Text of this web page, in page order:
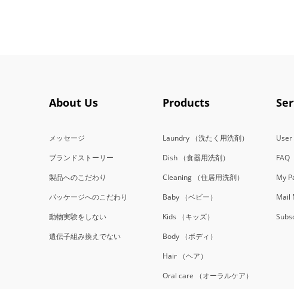
About Us
メッセージ
ブランドストーリー
製品へのこだわり
パッケージへのこだわり
動物実験をしない
遺伝子組み換えでない
Products
Laundry （洗たく用洗剤）
Dish （食器用洗剤）
Cleaning （住居用洗剤）
Baby （ベビー）
Kids
（キッズ）
Body （ボディ）
Hair （ヘア）
Oral care
（オーラルケア）
User
FAQ
My
Mail